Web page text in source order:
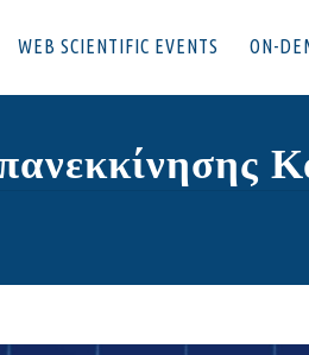
WEB SCIENTIFIC EVENTS ON-